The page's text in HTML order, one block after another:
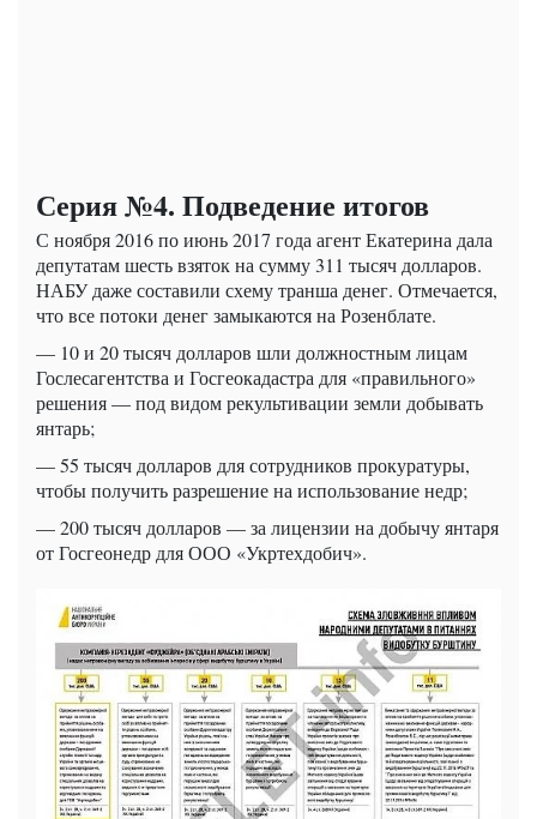
Серия №4. Подведение итогов
С ноября 2016 по июнь 2017 года агент Екатерина дала
депутатам шесть взяток на сумму 311 тысяч долларов.
НАБУ даже составили схему транша денег. Отмечается,
что все потоки денег замыкаются на Розенблате.
— 10 и 20 тысяч долларов шли должностным лицам
Гослесагентства и Госгеокадастра для «правильного»
решения — под видом рекультивации земли добывать
янтарь;
— 55 тысяч долларов для сотрудников прокуратуры,
чтобы получить разрешение на использование недр;
— 200 тысяч долларов — за лицензии на добычу янтаря
от Госгеонедр для ООО «Укртехдобич».